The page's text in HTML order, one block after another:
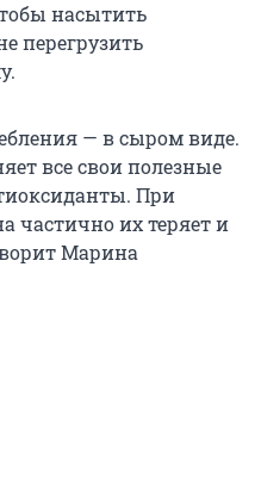
насытить
перегрузить
— в сыром виде.
все свои полезные
При
частично их теряет и
Марина